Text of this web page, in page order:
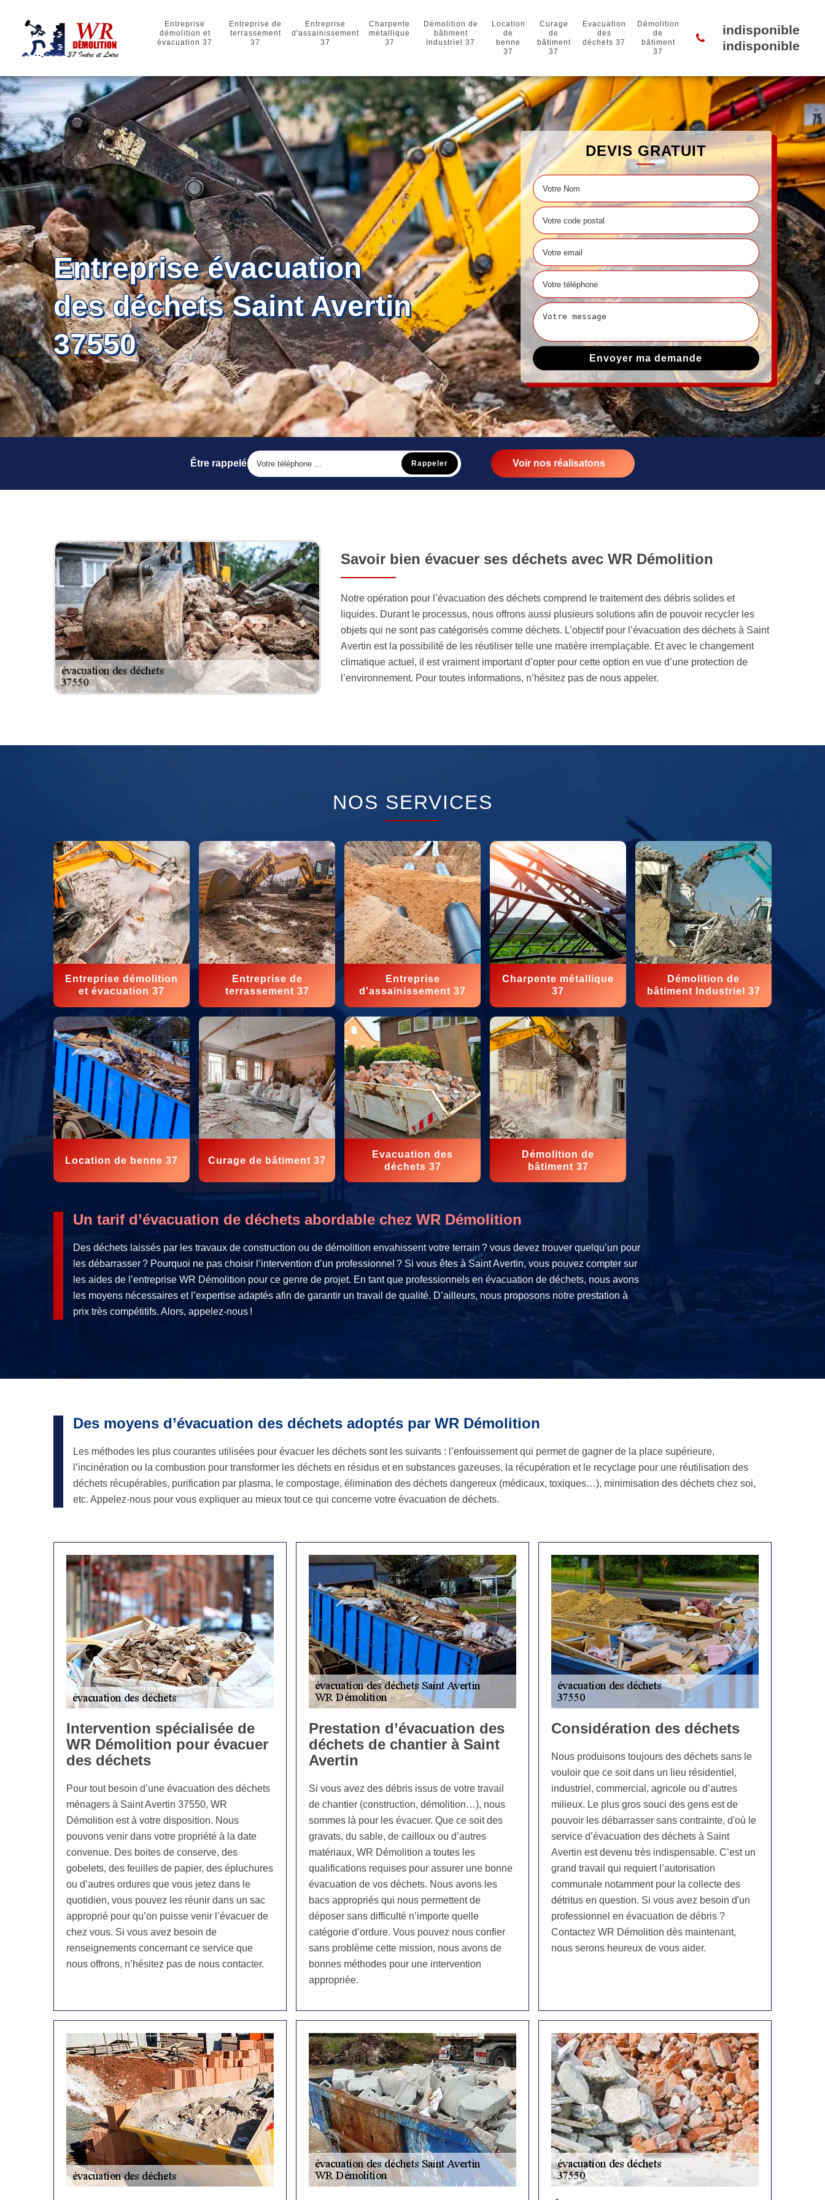
Entreprise
démolition et
évacuation 37
Entreprise de
terrassement
37
Entreprise
d'assainissement
37
Charpente
métallique
37
Démolition de
bâtiment
Industriel 37
Location
de
benne
37
Curage
de
bâtiment
37
Evacuation
des
déchets 37
Démolition
de
bâtiment
37
indisponible
indisponible
Entreprise évacuation
des déchets Saint Avertin
37550
DEVIS GRATUIT
Être rappelé Voir nos réalisatons
Savoir bien évacuer ses déchets avec WR Démolition
Notre opération pour l’évacuation des déchets comprend le traitement des débris solides et
liquides. Durant le processus, nous offrons aussi plusieurs solutions afin de pouvoir recycler les
objets qui ne sont pas catégorisés comme déchets. L’objectif pour l’évacuation des déchets à Saint
Avertin est la possibilité de les réutiliser telle une matière irremplaçable. Et avec le changement
climatique actuel, il est vraiment important d’opter pour cette option en vue d’une protection de
l’environnement. Pour toutes informations, n’hésitez pas de nous appeler.
NOS SERVICES
Entreprise démolition
et évacuation 37
Entreprise de
terrassement 37
Entreprise
d'assainissement 37
Charpente métallique
37
Démolition de
bâtiment Industriel 37
Location de benne 37 Curage de bâtiment 37
Evacuation des
déchets 37
Démolition de
bâtiment 37
Un tarif d’évacuation de déchets abordable chez WR Démolition
Des déchets laissés par les travaux de construction ou de démolition envahissent votre terrain ? vous devez trouver quelqu’un pour
les débarrasser ? Pourquoi ne pas choisir l’intervention d’un professionnel ? Si vous êtes à Saint Avertin, vous pouvez compter sur
les aides de l’entreprise WR Démolition pour ce genre de projet. En tant que professionnels en évacuation de déchets, nous avons
les moyens nécessaires et l’expertise adaptés afin de garantir un travail de qualité. D’ailleurs, nous proposons notre prestation à
prix très compétitifs. Alors, appelez-nous !
Des moyens d’évacuation des déchets adoptés par WR Démolition
Les méthodes les plus courantes utilisées pour évacuer les déchets sont les suivants : l’enfouissement qui permet de gagner de la place supérieure,
l’incinération ou la combustion pour transformer les déchets en résidus et en substances gazeuses, la récupération et le recyclage pour une réutilisation des
déchets récupérables, purification par plasma, le compostage, élimination des déchets dangereux (médicaux, toxiques…), minimisation des déchets chez soi,
etc. Appelez-nous pour vous expliquer au mieux tout ce qui concerne votre évacuation de déchets.
Intervention spécialisée de
WR Démolition pour évacuer
des déchets
Pour tout besoin d’une évacuation des déchets
ménagers à Saint Avertin 37550, WR
Démolition est à votre disposition. Nous
pouvons venir dans votre propriété à la date
convenue. Des boites de conserve, des
gobelets, des feuilles de papier, des épluchures
ou d’autres ordures que vous jetez dans le
quotidien, vous pouvez les réunir dans un sac
approprié pour qu’on puisse venir l’évacuer de
chez vous. Si vous avez besoin de
renseignements concernant ce service que
nous offrons, n’hésitez pas de nous contacter.
Prestation d’évacuation des
déchets de chantier à Saint
Avertin
Si vous avez des débris issus de votre travail
de chantier (construction, démolition…), nous
sommes là pour les évacuer. Que ce soit des
gravats, du sable, de cailloux ou d’autres
matériaux, WR Démolition a toutes les
qualifications requises pour assurer une bonne
évacuation de vos déchets. Nous avons les
bacs appropriés qui nous permettent de
déposer sans difficulté n’importe quelle
catégorie d’ordure. Vous pouvez nous confier
sans problème cette mission, nous avons de
bonnes méthodes pour une intervention
appropriée.
Considération des déchets
Nous produisons toujours des déchets sans le
vouloir que ce soit dans un lieu résidentiel,
industriel, commercial, agricole ou d’autres
milieux. Le plus gros souci des gens est de
pouvoir les débarrasser sans contrainte, d'où le
service d’évacuation des déchets à Saint
Avertin est devenu très indispensable. C’est un
grand travail qui requiert l’autorisation
communale notamment pour la collecte des
détritus en question. Si vous avez besoin d'un
professionnel en évacuation de débris ?
Contactez WR Démolition dès maintenant,
nous serons heureux de vous aider.